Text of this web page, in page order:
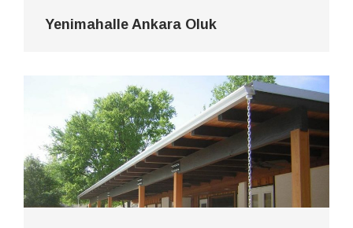
Yenimahalle Ankara Oluk